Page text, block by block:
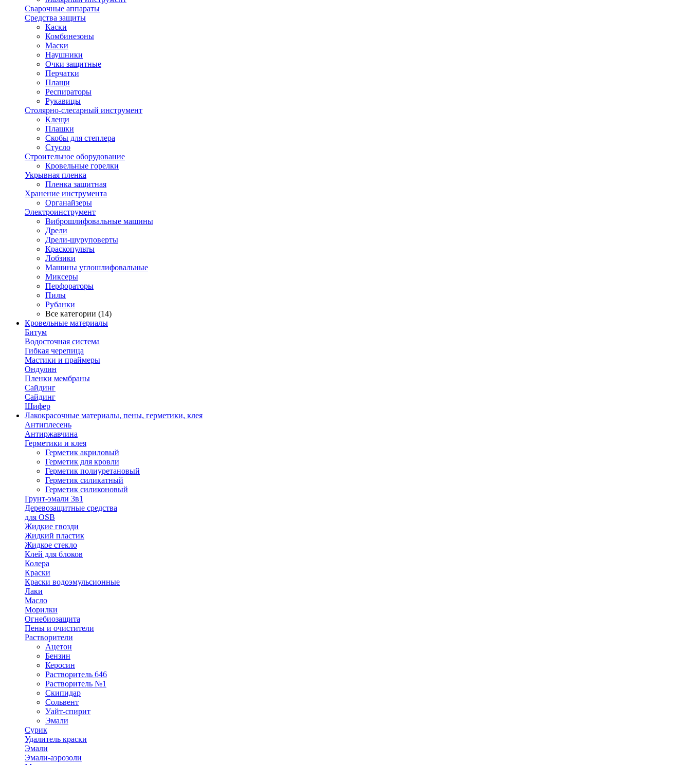
Сварочные аппараты
Средства защиты
Каски
Комбинезоны
Маски
Наушники
Очки защитные
Перчатки
Плащи
Респираторы
Рукавицы
Столярно-слесарный инструмент
Клещи
Плашки
Скобы для степлера
Стусло
Строительное оборудование
Кровельные горелки
Укрывная пленка
Пленка защитная
Хранение инструмента
Органайзеры
Электроинструмент
Виброшлифовальные машины
Дрели
Дрели-шуруповерты
Краскопульты
Лобзики
Машины углошлифовальные
Миксеры
Перфораторы
Пилы
Рубанки
Все категории (14)
Кровельные материалы
Битум
Водосточная система
Гибкая черепица
Мастики и праймеры
Ондулин
Пленки мембраны
Сайдинг
Сайдинг
Шифер
Лакокрасочные материалы, пены, герметики, клея
Антиплесень
Антиржавчина
Герметики и клея
Герметик акриловый
Герметик для кровли
Герметик полиуретановый
Герметик силикатный
Герметик силиконовый
Грунт-эмали 3в1
Деревозащитные средства
для OSB
Жидкие гвозди
Жидкий пластик
Жидкое стекло
Клей для блоков
Колера
Краски
Краски водоэмульсионные
Лаки
Масло
Морилки
Огнебиозащита
Пены и очистители
Растворители
Ацетон
Бензин
Керосин
Растворитель 646
Растворитель №1
Скипидар
Сольвент
Уайт-спирит
Эмали
Сурик
Удалитель краски
Эмали
Эмали-аэрозоли